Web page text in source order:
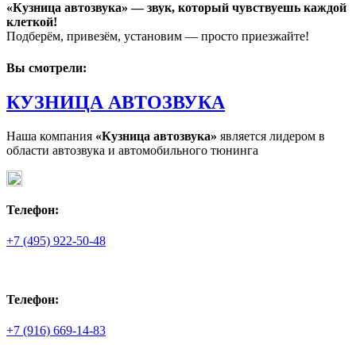
«Кузница автозвука» — звук, который чувствуешь каждой
клеткой!
Подберём, привезём, установим — просто приезжайте!
Вы смотрели:
КУЗНИЦА АВТОЗВУКА
Наша компания «Кузница автозвука» является лидером в
области автозвука и автомобильного тюнинга
Телефон:
+7 (495) 922-50-48
Телефон:
+7 (916) 669-14-83